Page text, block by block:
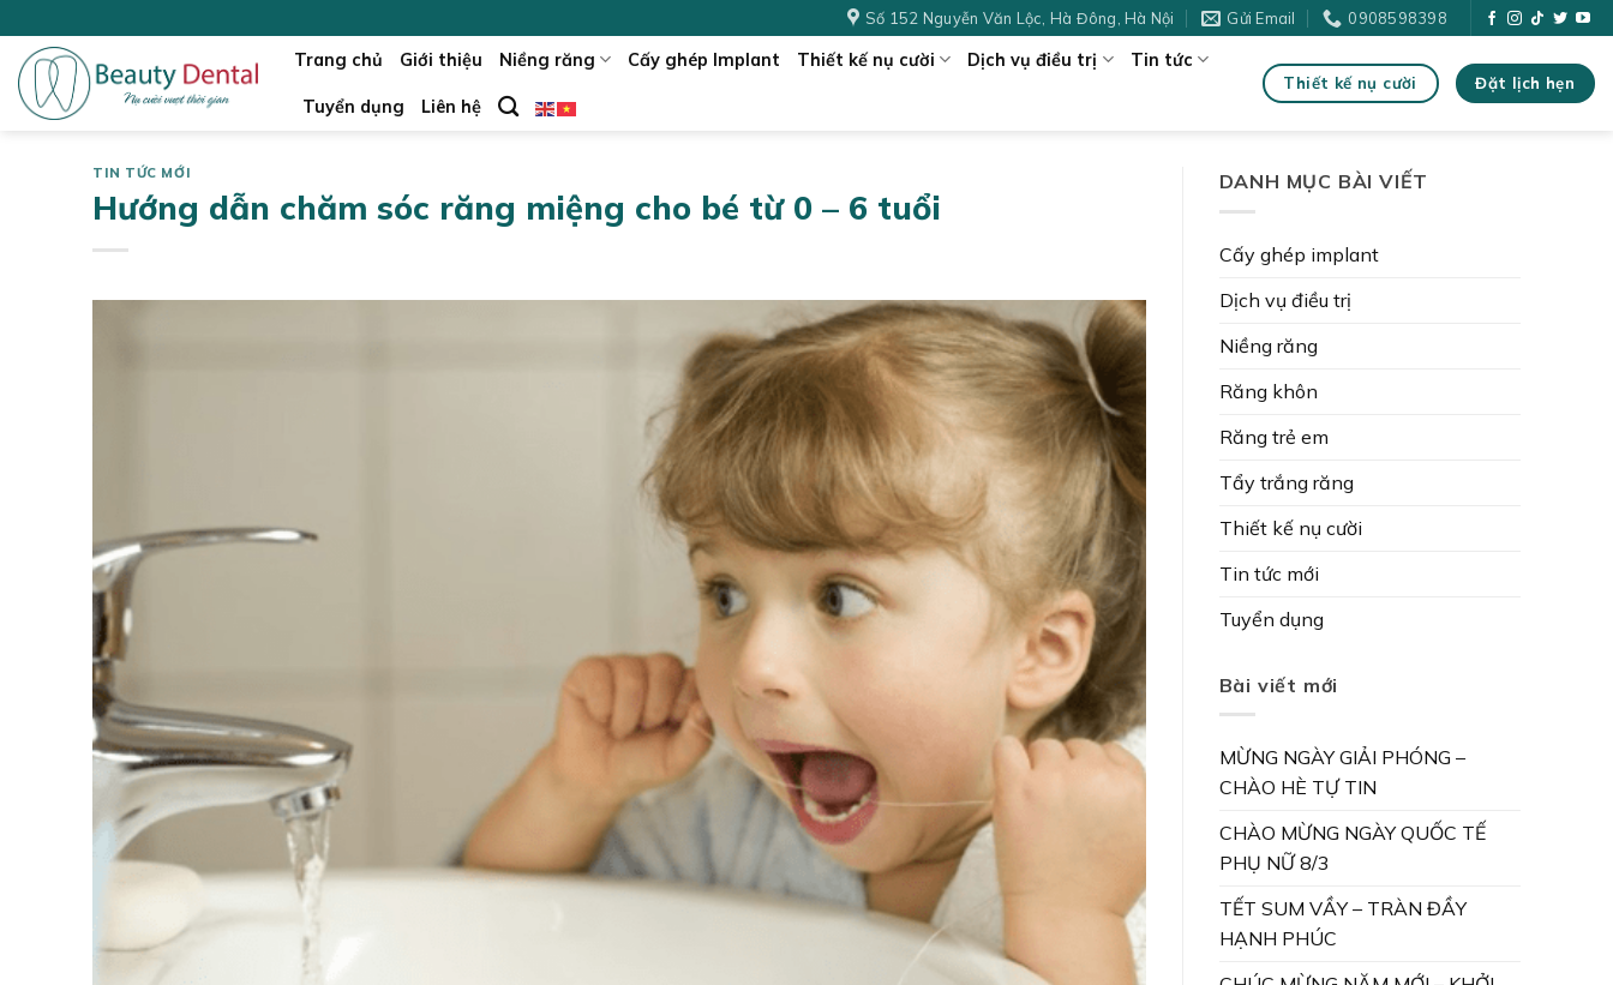
to
content
Số 152 Nguyễn Văn Lộc, Hà Đông, Hà Nội Gửi Email 0908598398
Trang chủ Giới thiệu Niềng răng Cấy ghép Implant Thiết kế nụ cười Dịch vụ điều trị Tin tức
Tuyển dụng Liên hệ
Thiết kế nụ cười Đặt lịch hẹn
TIN TỨC MỚI
Hướng dẫn chăm sóc răng miệng cho bé từ 0 – 6 tuổi
DANH MỤC BÀI VIẾT
Cấy ghép implant
Dịch vụ điều trị
Niềng răng
Răng khôn
Răng trẻ em
Tẩy trắng răng
Thiết kế nụ cười
Tin tức mới
Tuyển dụng
Bài viết mới
MỪNG NGÀY GIẢI PHÓNG –
CHÀO HÈ TỰ TIN
CHÀO MỪNG NGÀY QUỐC TẾ
PHỤ NỮ 8/3
TẾT SUM VẦY – TRÀN ĐẦY
HẠNH PHÚC